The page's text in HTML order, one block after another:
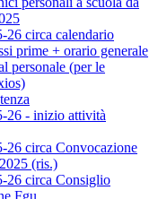
26 circa calendario
prime + orario generale
personale (per le
26 - inizio attività
26 circa Convocazione
(ris.)
26 circa Consiglio